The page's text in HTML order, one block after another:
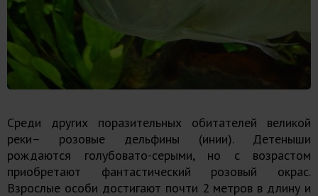
Среди других поразительных обитателей великой
реки– розовые дельфины (инии). Детеныши
рождаются голубовато-серыми, но с возрастом
приобретают фантастический розовый окрас.
Взрослые особи достигают почти 2 метров в длину и